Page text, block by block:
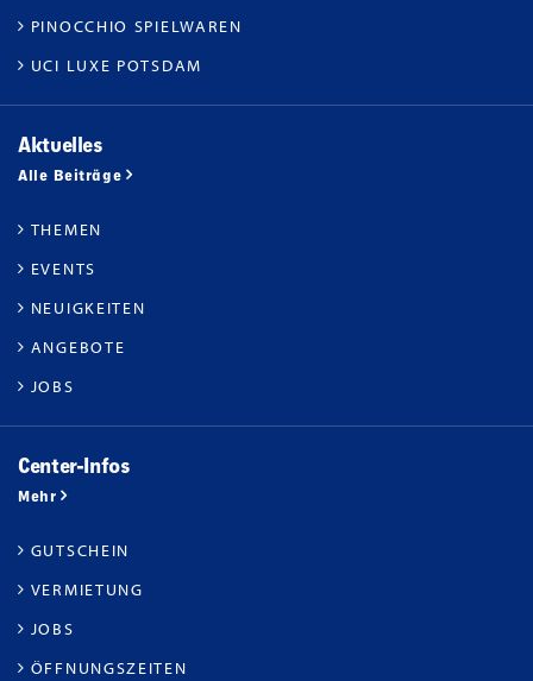
PINOCCHIO SPIELWAREN
UCI LUXE POTSDAM
Aktuelles
Alle Beiträge
THEMEN
EVENTS
NEUIGKEITEN
ANGEBOTE
JOBS
Center-Infos
Mehr
GUTSCHEIN
VERMIETUNG
JOBS
ÖFFNUNGSZEITEN